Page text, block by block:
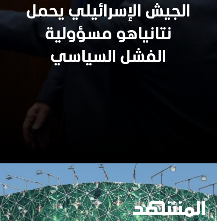
الجيش الإسرائيلي يحمل
نتانياهو مسؤولية
الفشل السياسي